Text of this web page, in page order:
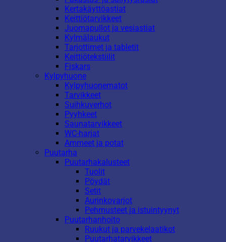
Kertakäyttöastiat
Keittiötarvikkeet
Juomapullot ja vesiastiat
Kylmälaukut
Tarjottimet ja tabletit
Keittiötekstiilit
Fiskars
Kylpyhuone
Kylpyhuonematot
Tarvikkeet
Suihkuverhot
Pyyhkeet
Saunatarvikkeet
WC-harjat
Ammeet ja potat
Puutarha
Puutarhakalusteet
Tuolit
Pöydät
Setit
Aurinkovarjot
Pehmusteet ja istuintyynyt
Puutarhanhoito
Ruukut ja parvekelaatikot
Puutarhatarvikkeet